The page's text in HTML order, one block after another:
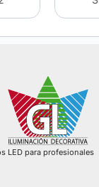
LED para profesionales